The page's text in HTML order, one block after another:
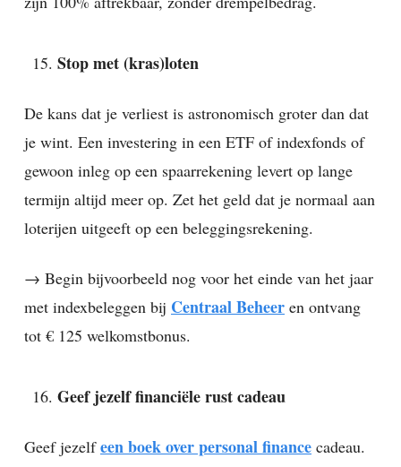
Stop met (kras)loten
De kans dat je verliest is astronomisch groter dan dat
je wint. Een investering in een ETF of indexfonds of
gewoon inleg op een spaarrekening levert op lange
termijn altijd meer op. Zet het geld dat je normaal aan
loterijen uitgeeft op een beleggingsrekening.
→ Begin bijvoorbeeld nog voor het einde van het jaar
met indexbeleggen bij Centraal Beheer en ontvang
tot € 125 welkomstbonus.
Geef jezelf financiële rust cadeau
Geef jezelfeen boek over personal finance cadeau.